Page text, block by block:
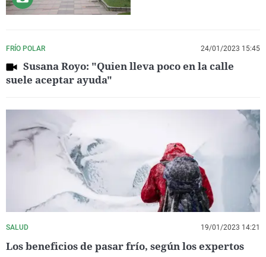
FRÍO POLAR 24/01/2023 15:45
Susana Royo: "Quien lleva poco en la calle
suele aceptar ayuda"
SALUD 19/01/2023 14:21
Los beneficios de pasar frío, según los expertos